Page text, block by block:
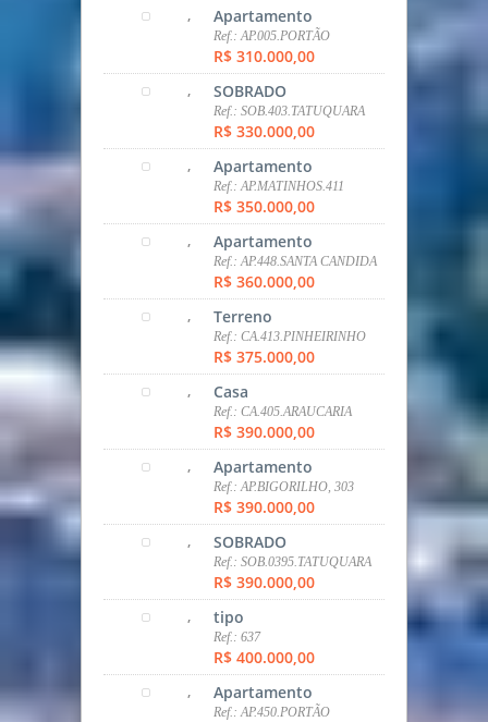
, Casa
Ref.: CA.405.ARAUCARIA
R$ 390.000,00
, Apartamento
Ref.: AP.BIGORILHO, 303
R$ 390.000,00
, SOBRADO
Ref.: SOB.0395.TATUQUARA
R$ 390.000,00
, tipo
Ref.: 637
R$ 400.000,00
, Apartamento
Ref.: AP.450.PORTÃO
R$ 427.900,00
, Casa
Ref.:
CA.10.ARAUCARIA/IGUAÇU
R$ 440.000,00
Casa
Ref.: CA.405.F.RIO
GDE/NAÇÕES
R$ 440.000,00
Casa
Ref.: CA.35.F.R.G, NAÇÕES I
R$ 440.000,00
Casa
Ref.: CA.310.F.R.GRANDE,
NAÇÕES
R$ 440.000,00